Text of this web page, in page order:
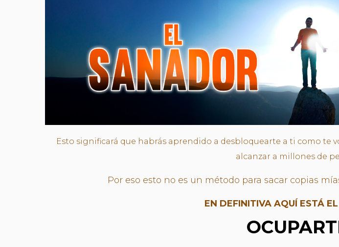
Esto significará que habrás aprendido a desbloquearte a ti como te
alcanzar a millones de
Por eso esto no es un método para sacar copias
EN DEFINITIVA AQUÍ ESTÁ